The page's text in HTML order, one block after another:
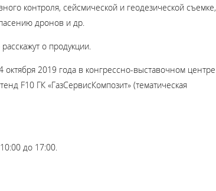
контроля, сейсмической и геодезической съемке,
дронов и др.
о продукции.
2019 года в конгрессно-выставочном центре
F10 ГК «ГазСервисКомпозит» (тематическая
до 17:00.